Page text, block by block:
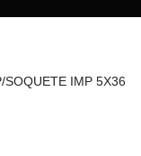
SOQUETE IMP 5X36